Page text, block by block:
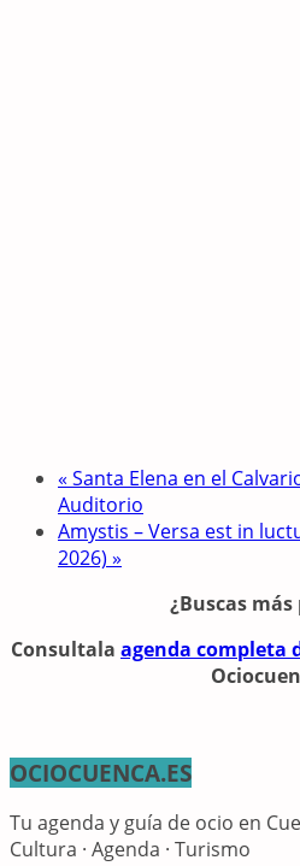
« Santa Elena en el
Auditorio
Amystis – Versa est in
2026) »
¿Buscas más
Consultala agenda completa
OCIOCUENCA.ES
Tu agenda y guía de ocio en
Cultura · Agenda · Turismo